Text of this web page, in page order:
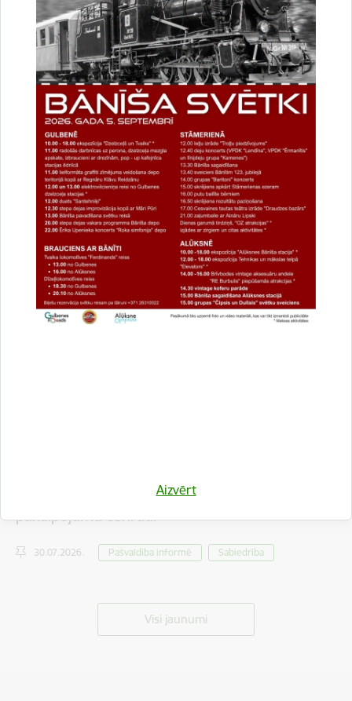
Aizvērt
Par satiksmes organizāciju Brīvības un
Dzelzceļa ielas pārbūves darbu laikā Gulbenē
30.07.2026. Projekti
Sabiedrība
Satiksmes ierobežojumi
noteikumu projekts par tūrisma maksas
pakalpojumu cenrādi
30.07.2026. Pašvaldība informē Sabiedrība
Visi jaunumi